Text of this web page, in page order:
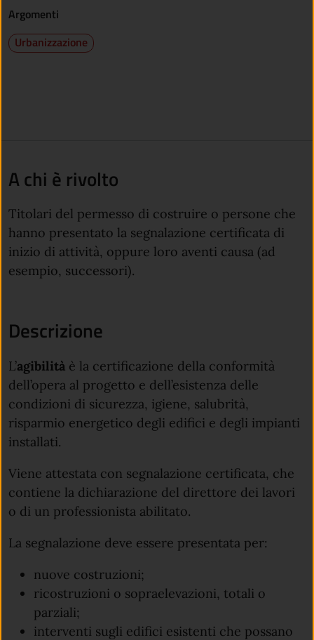
Argomenti
Urbanizzazione
A chi è rivolto
Titolari del permesso di costruire o persone che
hanno presentato la segnalazione certificata di
inizio di attività, oppure loro aventi causa (ad
esempio, successori).
Descrizione
L’agibilità è la certificazione della conformità
dell’opera al progetto e dell’esistenza delle
condizioni di sicurezza, igiene, salubrità,
risparmio energetico degli edifici e degli impianti
installati.
Viene attestata con segnalazione certificata, che
contiene la dichiarazione del direttore dei lavori
o di un professionista abilitato.
La segnalazione deve essere presentata per:
nuove costruzioni;
ricostruzioni o sopraelevazioni, totali o
parziali;
interventi sugli edifici esistenti che possano